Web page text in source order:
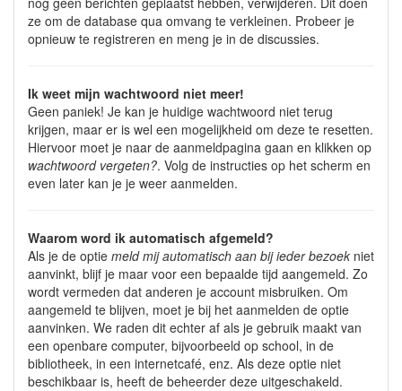
ze om de database qua omvang te verkleinen. Probeer je
opnieuw te registreren en meng je in de discussies.
Ik weet mijn wachtwoord niet meer!
Geen paniek! Je kan je huidige wachtwoord niet terug
krijgen, maar er is wel een mogelijkheid om deze te resetten.
Hiervoor moet je naar de aanmeldpagina gaan en klikken op
wachtwoord vergeten?. Volg de instructies op het scherm en
even later kan je je weer aanmelden.
Waarom word ik automatisch afgemeld?
Als je de optie meld mij automatisch aan bij ieder bezoek niet
aanvinkt, blijf je maar voor een bepaalde tijd aangemeld. Zo
wordt vermeden dat anderen je account misbruiken. Om
aangemeld te blijven, moet je bij het aanmelden de optie
aanvinken. We raden dit echter af als je gebruik maakt van
een openbare computer, bijvoorbeeld op school, in de
bibliotheek, in een internetcafé, enz. Als deze optie niet
beschikbaar is, heeft de beheerder deze uitgeschakeld.